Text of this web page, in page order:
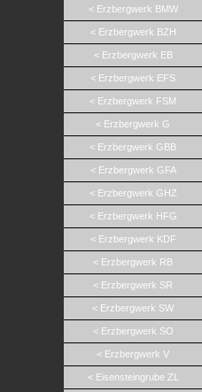
< Erzbergwerk BMW
< Erzbergwerk BZH
< Erzbergwerk EB
< Erzbergwerk EFS
< Erzbergwerk FSM
< Erzbergwerk G
< Erzbergwerk GBB
< Erzbergwerk GFA
< Erzbergwerk GHZ
< Erzbergwerk HFG
< Erzbergwerk KDF
< Erzbergwerk RB
< Erzbergwerk SR
< Erzbergwerk SW
< Erzbergwerk SO
< Erzbergwerk V
< Eisensteingrube ZL